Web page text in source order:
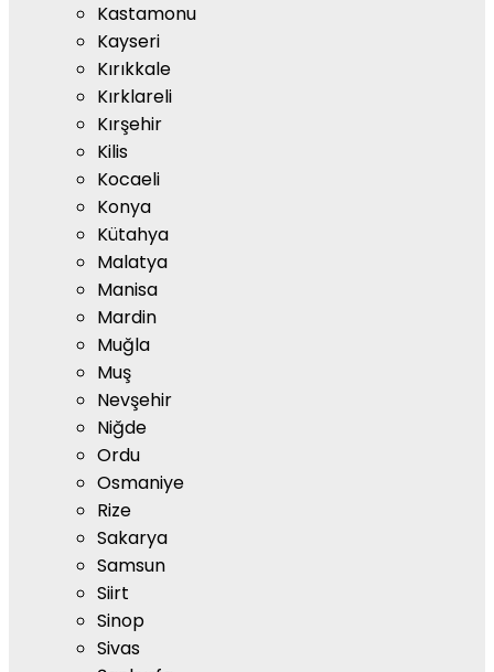
Kastamonu
Kayseri
Kırıkkale
Kırklareli
Kırşehir
Kilis
Kocaeli
Konya
Kütahya
Malatya
Manisa
Mardin
Muğla
Muş
Nevşehir
Niğde
Ordu
Osmaniye
Rize
Sakarya
Samsun
Siirt
Sinop
Sivas